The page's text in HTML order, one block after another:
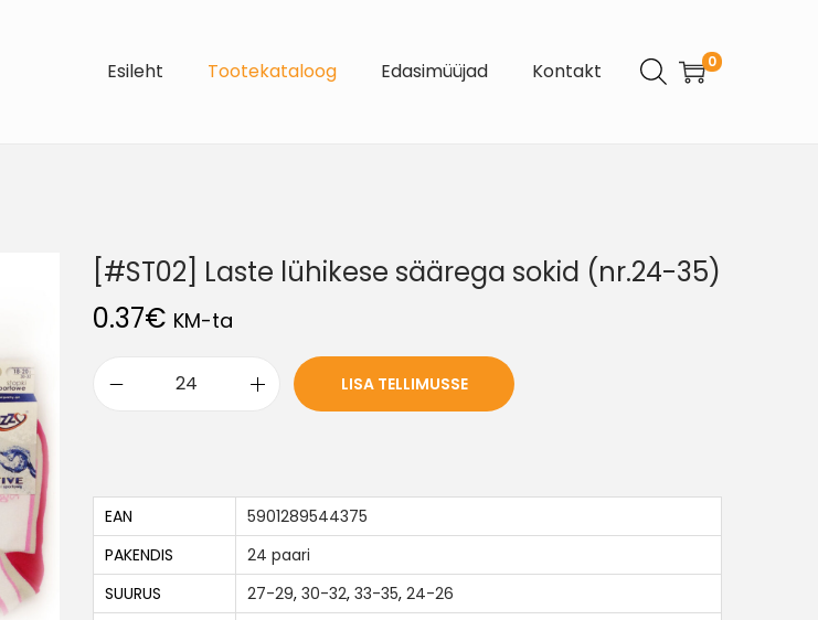
Esileht Tootekataloog Edasimüüjad Kontakt 0
[#ST02] Laste lühikese säärega sokid (nr.24-35)
0.37€ KM-ta
LISA TELLIMUSSE
EAN
5901289544375
PAKENDIS
24 paari
SUURUS
27-29, 30-32, 33-35, 24-26